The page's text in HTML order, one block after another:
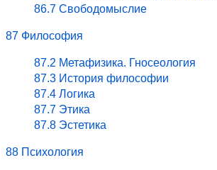
86.7 Свободомыслие
87 Философия
87.2 Метафизика. Гносеология
87.3 История философии
87.4 Логика
87.7 Этика
87.8 Эстетика
88 Психология